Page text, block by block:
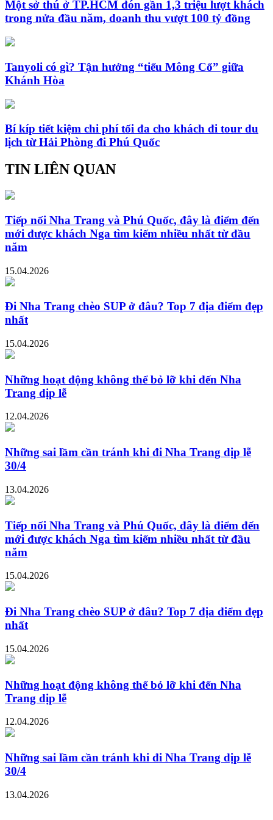
Một sở thú ở TP.HCM đón gần 1,3 triệu lượt khách
trong nửa đầu năm, doanh thu vượt 100 tỷ đồng
Tanyoli có gì? Tận hưởng “tiểu Mông Cổ” giữa
Khánh Hòa
Bí kíp tiết kiệm chi phí tối đa cho khách đi tour du
lịch từ Hải Phòng đi Phú Quốc
TIN LIÊN QUAN
Tiếp nối Nha Trang và Phú Quốc, đây là điểm đến
mới được khách Nga tìm kiếm nhiều nhất từ đầu
năm
15.04.2026
Đi Nha Trang chèo SUP ở đâu? Top 7 địa điểm đẹp
nhất
15.04.2026
Những hoạt động không thể bỏ lỡ khi đến Nha
Trang dịp lễ
12.04.2026
Những sai lầm cần tránh khi đi Nha Trang dịp lễ
30/4
13.04.2026
Tiếp nối Nha Trang và Phú Quốc, đây là điểm đến
mới được khách Nga tìm kiếm nhiều nhất từ đầu
năm
15.04.2026
Đi Nha Trang chèo SUP ở đâu? Top 7 địa điểm đẹp
nhất
15.04.2026
Những hoạt động không thể bỏ lỡ khi đến Nha
Trang dịp lễ
12.04.2026
Những sai lầm cần tránh khi đi Nha Trang dịp lễ
30/4
13.04.2026